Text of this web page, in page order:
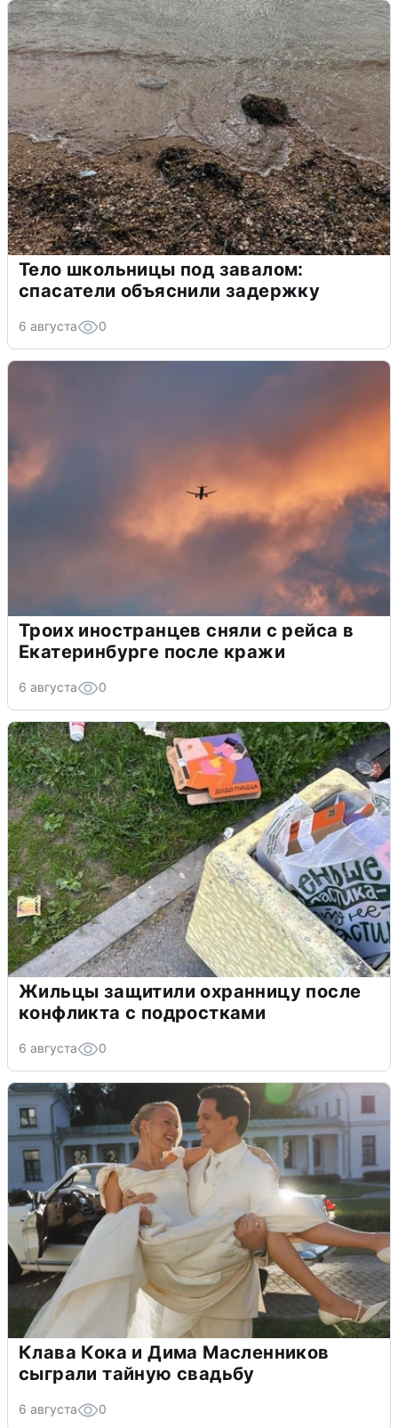
Тело школьницы под завалом:
спасатели объяснили задержку
6 августа 0
Троих иностранцев сняли с рейса в
Екатеринбурге после кражи
6 августа 0
Жильцы защитили охранницу после
конфликта с подростками
6 августа 0
Клава Кока и Дима Масленников
сыграли тайную свадьбу
6 августа 0